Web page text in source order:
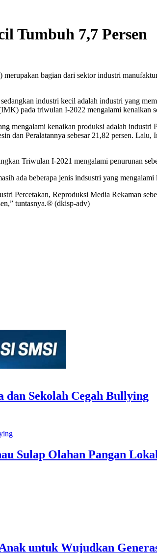
Tumbuh 7,7 Persen
bagian dari sektor industri
industri kecil adalah industri yang
pada triwulan I-2022 mengalami kenaikan
mengalami kenaikan produksi adalah
dan Peralatannya sebesar 21,82 persen.
Triwulan I-2021 mengalami penurunan
ada beberapa jenis indsustri yang
Percetakan, Reproduksi Media Rekaman
tuntasnya.® (dkisp-adv)
Sekolah Cegah Bullying
Sulap Olahan Pangan
untuk Wujudkan